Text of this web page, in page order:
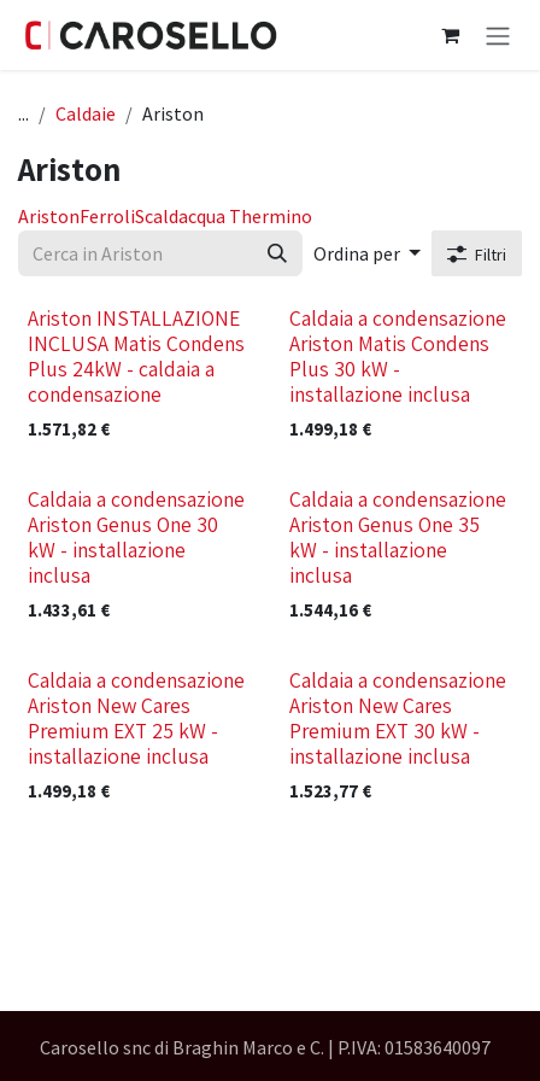
... Caldaie Ariston
Ariston
AristonFerroliScaldacqua Thermino
Ordina per
Filtri
Nuovo!
Ariston INSTALLAZIONE
INCLUSA Matis Condens
Plus 24kW - caldaia a
condensazione
1.571,82 €
Nuovo!
Caldaia a condensazione
Ariston Matis Condens
Plus 30 kW -
installazione inclusa
1.499,18 €
Nuovo!
Caldaia a condensazione
Ariston Genus One 30
kW - installazione
inclusa
1.433,61 €
Nuovo!
Caldaia a condensazione
Ariston Genus One 35
kW - installazione
inclusa
1.544,16€
Nuovo!
Caldaia a condensazione
Ariston New Cares
Premium EXT 25 kW -
installazione inclusa
1.499,18 €
Nuovo!
Caldaia a condensazione
Ariston New Cares
Premium EXT 30 kW -
installazione inclusa
1.523,77€
Carosello snc di Braghin Marco e C. | P.IVA: 01583640097